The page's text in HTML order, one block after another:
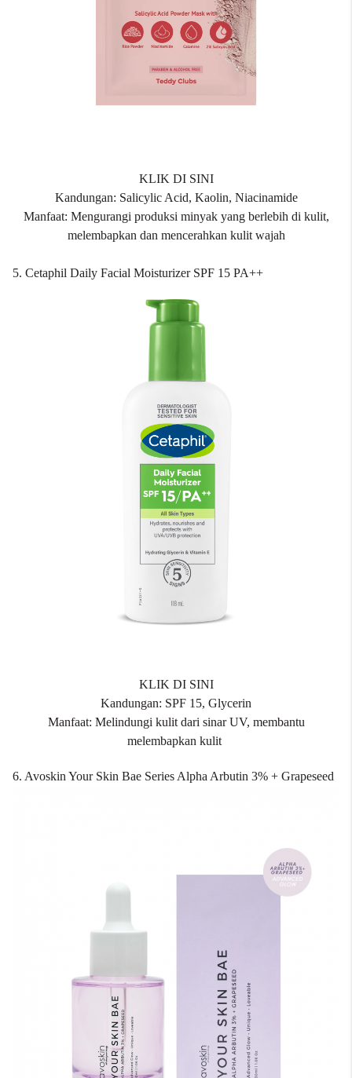
KLIK DI SINI
Kandungan: Salicylic Acid, Kaolin, Niacinamide
Manfaat: Mengurangi produksi minyak yang berlebih di kulit,
melembapkan dan mencerahkan kulit wajah
5. Cetaphil Daily Facial Moisturizer SPF 15 PA++
KLIK DI SINI
Kandungan: SPF 15, Glycerin
Manfaat: Melindungi kulit dari sinar UV, membantu
melembapkan kulit
6. Avoskin Your Skin Bae Series Alpha Arbutin 3% + Grapeseed